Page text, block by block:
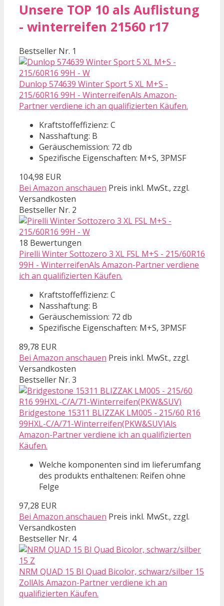
Unsere TOP 10 als Auflistung
- winterreifen 21560 r17
Bestseller Nr. 1
Dunlop 574639 Winter Sport 5 XL M+S -
215/60R16 99H - WinterreifenAls Amazon-
Partner verdiene ich an qualifizierten Käufen.
Kraftstoffeffizienz: C
Nasshaftung: B
Geräuschemission: 72 db
Spezifische Eigenschaften: M+S, 3PMSF
104,98 EUR
Bei Amazon anschauen Preis inkl. MwSt., zzgl.
Versandkosten
Bestseller Nr. 2
18 Bewertungen
Pirelli Winter Sottozero 3 XL FSL M+S - 215/60R16
99H - WinterreifenAls Amazon-Partner verdiene
ich an qualifizierten Käufen.
Kraftstoffeffizienz: C
Nasshaftung: B
Geräuschemission: 72 db
Spezifische Eigenschaften: M+S, 3PMSF
89,78 EUR
Bei Amazon anschauen Preis inkl. MwSt., zzgl.
Versandkosten
Bestseller Nr. 3
Bridgestone 15311 BLIZZAK LM005 - 215/60 R16
99HXL-C/A/71-Winterreifen(PKW&SUV)Als
Amazon-Partner verdiene ich an qualifizierten
Käufen.
Welche komponenten sind im lieferumfang
des produkts enthaltenen: Reifen ohne
Felge
97,28 EUR
Bei Amazon anschauen Preis inkl. MwSt., zzgl.
Versandkosten
Bestseller Nr. 4
NRM QUAD 15 BI Quad Bicolor, schwarz/silber 15
ZollAls Amazon-Partner verdiene ich an
qualifizierten Käufen.